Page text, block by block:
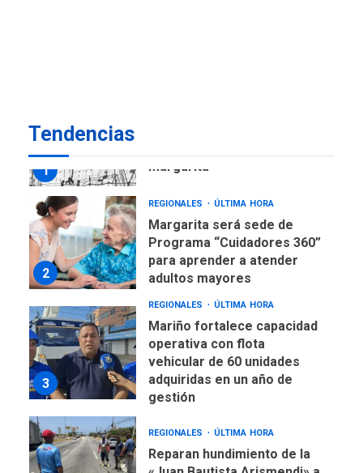
Tendencias
2
adultos mayores
3
REGIONALES ÚLTIMA HORA
Mariño fortalece capacidad
operativa con flota
vehicular de 60 unidades
adquiridas en un año de
gestión
4
REGIONALES
Reparan hundimiento de la
«Juan Bautista Arismendi» a
ÚLTIMA HORA